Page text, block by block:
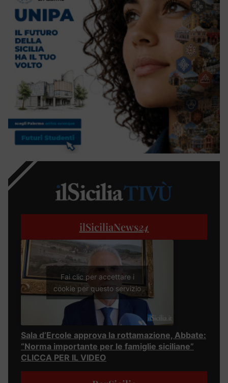
ilSiciliaNews24
Fai clic per accettare i
cookie per questo servizio
Sala d’Ercole approva la rottamazione, Abbate:
“Norma importante per le famiglie siciliane”
CLICCA PER IL VIDEO